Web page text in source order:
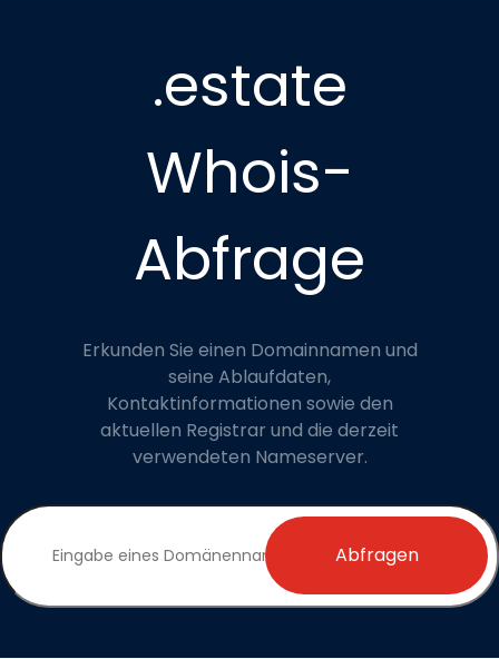
.estate
Whois-
Abfrage
Erkunden Sie einen Domainnamen und
seine Ablaufdaten,
Kontaktinformationen sowie den
aktuellen Registrar und die derzeit
verwendeten Nameserver.
Abfragen